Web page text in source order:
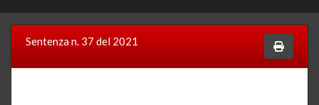
Sentenza n. 37 del 2021